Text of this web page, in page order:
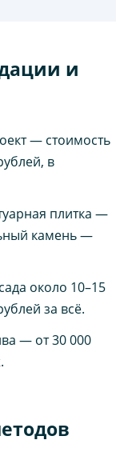
и
— стоимость
в
плитка —
камень —
около 10–15
за всё.
— от 30 000